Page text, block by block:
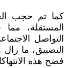
كما تم حجب
المستقلة،
التواصل
التضييق، ما
فضح هذه